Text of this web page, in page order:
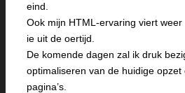
eind.
Ook mijn HTML-ervaring viert
ie uit de oertijd.
De komende dagen zal ik druk
optimaliseren van de huidige
pagina’s.